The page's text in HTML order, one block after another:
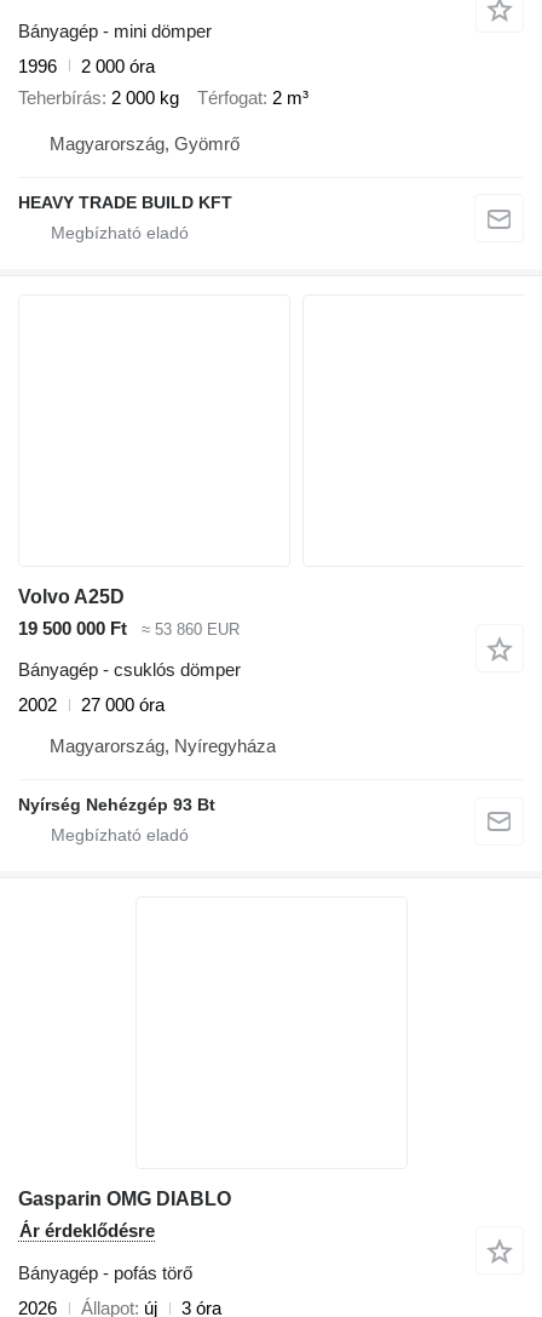
Bányagép - mini dömper
1996
2 000 óra
Teherbírás 2 000 kg Térfogat 2 m³
Magyarország, Gyömrő
HEAVY TRADE BUILD KFT
Volvo A25D
19 500 000 Ft
≈ 53 860 EUR
Bányagép - csuklós dömper
2002
27 000 óra
Magyarország, Nyíregyháza
Nyírség Nehézgép 93 Bt
Gasparin OMG DIABLO
Ár érdeklődésre
Bányagép - pofás törő
2026
Állapot új
3 óra